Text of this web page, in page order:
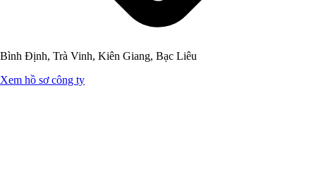
Bình Định, Trà Vinh, Kiên Giang, Bạc Liêu
Xem hồ sơ công ty